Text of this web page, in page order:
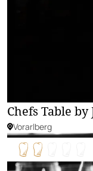
Chefs Table by
Vorarlberg